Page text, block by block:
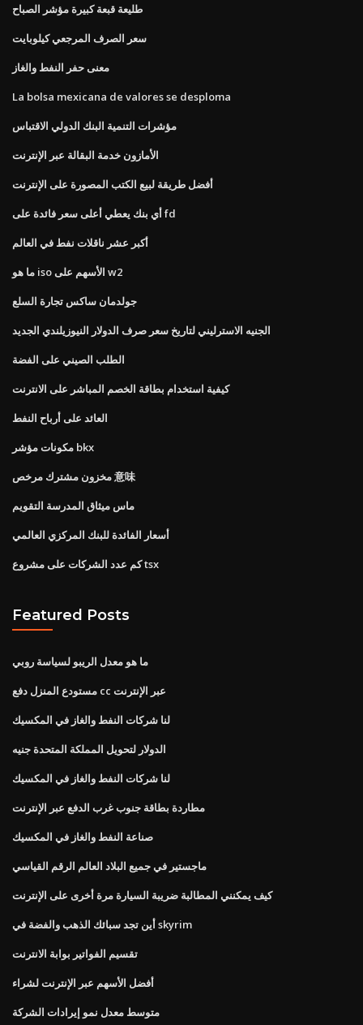
طليعة قبعة كبيرة مؤشر الصباح
سعر الصرف المرجعي كيلوبايت
معنى حفر النفط والغاز
La bolsa mexicana de valores se desploma
مؤشرات التنمية البنك الدولي الاقتباس
الأمازون خدمة البقالة عبر الإنترنت
أفضل طريقة لبيع الكتب المصورة على الإنترنت
أي بنك يعطي أعلى سعر فائدة على fd
أكبر عشر ناقلات نفط في العالم
ما هو iso الأسهم على w2
جولدمان ساكس تجارة السلع
الجنيه الاسترليني لتاريخ سعر صرف الدولار النيوزيلندي الجديد
الطلب الصيني على الفضة
كيفية استخدام بطاقة الخصم المباشر على الانترنت
العائد على أرباح النفط
مكونات مؤشر bkx
مخزون مشترك مرخص 意味
ماس ميثاق المدرسة التقويم
أسعار الفائدة للبنك المركزي العالمي
كم عدد الشركات على مشروع tsx
Featured Posts
ما هو معدل الريبو لسياسة روبي
مستودع المنزل دفع cc عبر الإنترنت
لنا شركات النفط والغاز في المكسيك
الدولار لتحويل المملكة المتحدة جنيه
لنا شركات النفط والغاز في المكسيك
مطاردة بطاقة جنوب غرب الدفع عبر الإنترنت
صناعة النفط والغاز في المكسيك
ماجستير في جميع البلاد العالم الرقم القياسي
كيف يمكنني المطالبة ضريبة السيارة مرة أخرى على الإنترنت
أين تجد سبائك الذهب والفضة في skyrim
تقسيم الفواتير بوابة الانترنت
أفضل الأسهم عبر الإنترنت لشراء
متوسط ​​معدل نمو إيرادات الشركة